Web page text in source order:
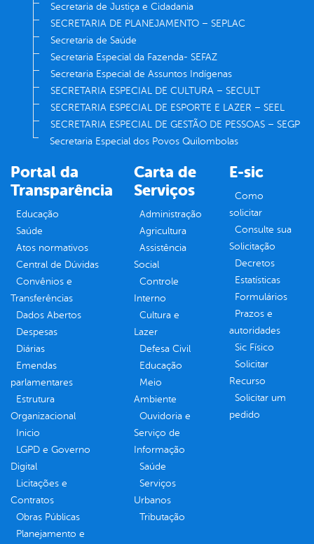
Secretaria de Justiça e Cidadania
SECRETARIA DE PLANEJAMENTO – SEPLAC
Secretaria de Saúde
Secretaria Especial da Fazenda- SEFAZ
Secretaria Especial de Assuntos Indígenas
SECRETARIA ESPECIAL DE CULTURA – SECULT
SECRETARIA ESPECIAL DE ESPORTE E LAZER – SEEL
SECRETARIA ESPECIAL DE GESTÃO DE PESSOAS – SEGP
Secretaria Especial dos Povos Quilombolas
Portal da
Transparência
Educação
Saúde
Atos normativos
Central de Dúvidas
Convênios e
Transferências
Dados Abertos
Despesas
Diárias
Emendas
parlamentares
Estrutura
Organizacional
Inicio
LGPD e Governo
Digital
Licitações e
Contratos
Obras Públicas
Planejamento e
Carta de
Serviços
Administração
Agricultura
Assistência
Social
Controle
Interno
Cultura e
Lazer
Defesa Civil
Educação
Meio
Ambiente
Ouvidoria e
Serviço de
Informação
Saúde
Serviços
Urbanos
Tributação
E-sic
Como
solicitar
Consulte sua
Solicitação
Decretos
Estatísticas
Formulários
Prazos e
autoridades
Sic Físico
Solicitar
Recurso
Solicitar um
pedido